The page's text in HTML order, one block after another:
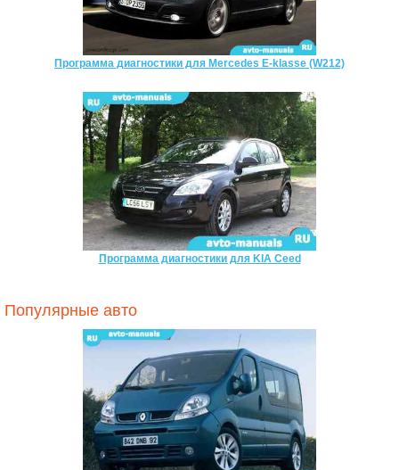
Программа диагностики для Mercedes E-klasse (W212)
Программа диагностики для KIA Ceed
Популярные авто